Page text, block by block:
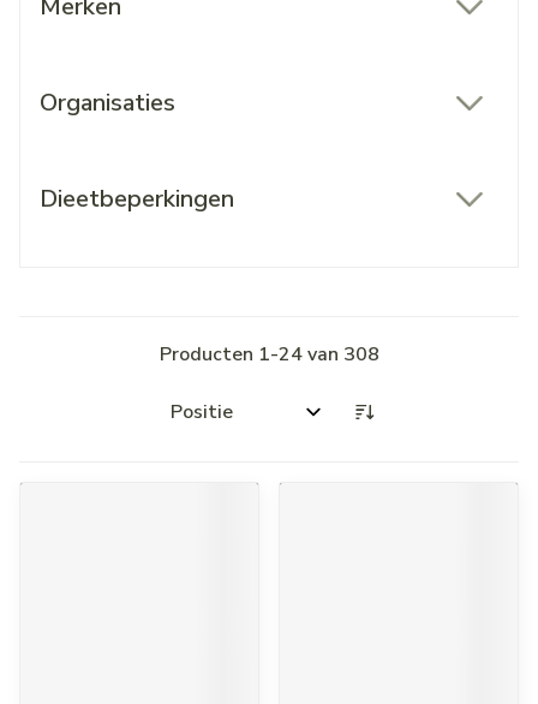
Merken
Organisaties
Dieetbeperkingen
Producten 1-24van 308
Sorteer op: